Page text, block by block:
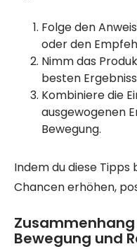
Folge den
oder den
Nimm das
besten
Kombiniere die
ausgewogenen
Bewegung.
Indem du diese Tipps
Chancen erhöhen,
Bewegung und